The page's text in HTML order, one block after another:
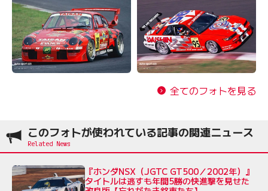
全てのフォトを見る
このフォトが使われている記事の関連ニュース
『ホンダNSX（JGTC GT500／2002年）』
タイトルは逃すも年間5勝の快進撃を見せた